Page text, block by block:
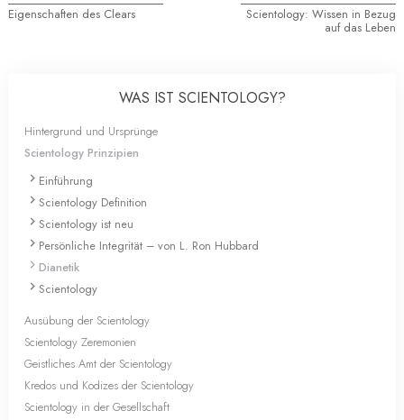
Eigenschaften des Clears Scientology: Wissen in Bezug
auf das Leben
WAS IST SCIENTOLOGY?
Hintergrund und Ursprünge
Scientology Prinzipien
Einführung
Scientology Definition
Scientology ist neu
Persönliche Integrität – von L. Ron Hubbard
Dianetik
Scientology
Ausübung der Scientology
Scientology Zeremonien
Geistliches Amt der Scientology
Kredos und Kodizes der Scientology
Scientology in der Gesellschaft